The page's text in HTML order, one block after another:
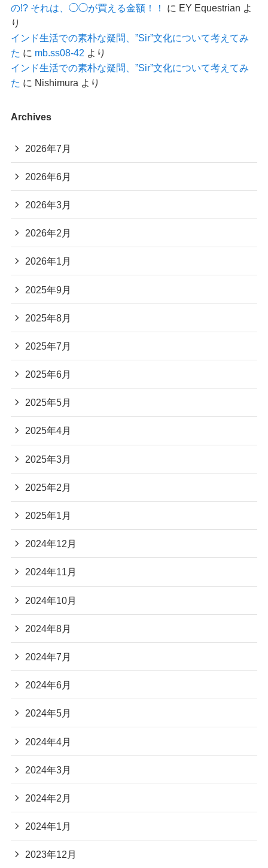
の!? それは、◯◯が買える金額！！ に EY Equestrian よ
り
インド生活での素朴な疑問、”Sir”文化について考えてみ
た に mb.ss08-42 より
インド生活での素朴な疑問、”Sir”文化について考えてみ
た に Nishimura より
Archives
2026年7月
2026年6月
2026年3月
2026年2月
2026年1月
2025年9月
2025年8月
2025年7月
2025年6月
2025年5月
2025年4月
2025年3月
2025年2月
2025年1月
2024年12月
2024年11月
2024年10月
2024年8月
2024年7月
2024年6月
2024年5月
2024年4月
2024年3月
2024年2月
2024年1月
2023年12月